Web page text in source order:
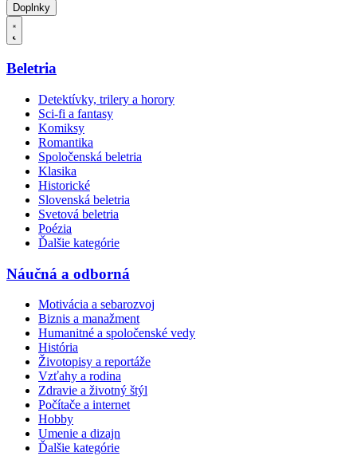
Doplnky
Beletria
Detektívky, trilery a horory
Sci-fi a fantasy
Komiksy
Romantika
Spoločenská beletria
Klasika
Historické
Slovenská beletria
Svetová beletria
Poézia
Ďalšie kategórie
Náučná a odborná
Motivácia a sebarozvoj
Biznis a manažment
Humanitné a spoločenské vedy
História
Životopisy a reportáže
Vzťahy a rodina
Zdravie a životný štýl
Počítače a internet
Hobby
Umenie a dizajn
Ďalšie kategórie